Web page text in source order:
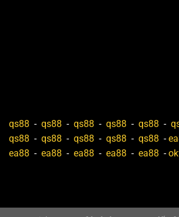
qs88 - qs88 - qs88 - qs88 - qs88 -
qs88 - qs88 - qs88 - qs88 - qs88 -
ea88 - ea88 - ea88 - ea88 - ea88 -